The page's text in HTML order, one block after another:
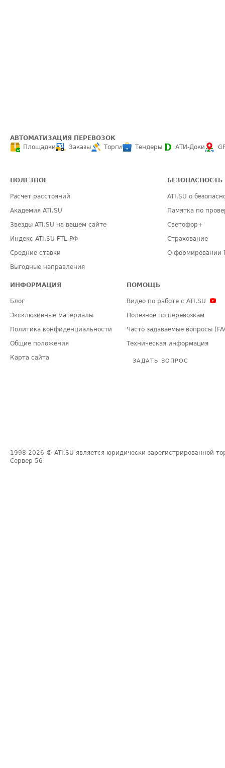
АВТОМАТИЗАЦИЯ ПЕРЕВОЗОК
Площадки
Заказы Торги Тендеры АТИ-Доки
ПОЛЕЗНОЕ
Расчет расстояний
Академия ATI.SU
Звезды ATI.SU на вашем сайте
Индекс ATI.SU FTL РФ
Средние ставки
Выгодные направления
БЕЗОПАСНОСТЬ
ATI.SU о
Памятка по
Светофор+
Страхование
О формировании
ИНФОРМАЦИЯ
Блог
Эксклюзивные материалы
Политика конфиденциальности
Общие положения
Карта сайта
ПОМОЩЬ
Видео по работе с ATI.SU
Полезное по перевозкам
Часто задаваемые вопросы
Техническая информация
ЗАДАТЬ ВОПРОС
1998-2026 © ATI.SU является юридически зарегистрированной
Сервер 56